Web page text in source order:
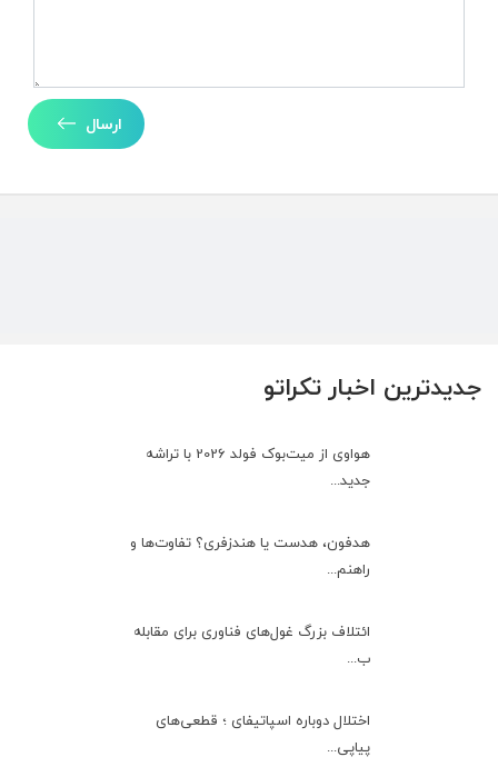
جدیدترین اخبار تکراتو
هواوی از میت‌بوک فولد 2026 با تراشه
جدید...
هدفون، هدست یا هندزفری؟ تفاوت‌ها و
راهنم...
ائتلاف بزرگ غول‌های فناوری برای مقابله
ب...
اختلال دوباره اسپاتیفای ؛ قطعی‌های
پیاپی...
ارسال